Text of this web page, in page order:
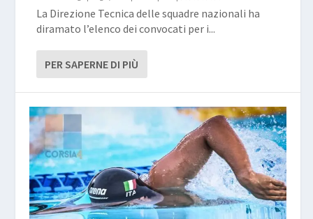
La Direzione Tecnica delle squadre nazionali ha
diramato l’elenco dei convocati per i...
PER SAPERNE DI PIÙ